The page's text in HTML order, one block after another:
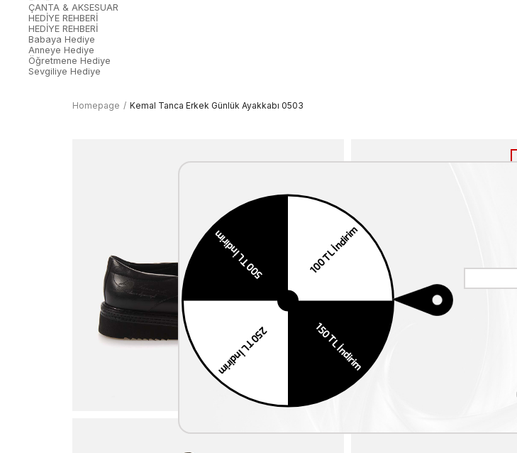
ÇANTA & AKSESUAR
HEDİYE REHBERİ
HEDİYE REHBERİ
Babaya Hediye
Anneye Hediye
Öğretmene Hediye
Sevgiliye Hediye
Homepage Kemal Tanca Erkek Günlük Ayakkabı 0503